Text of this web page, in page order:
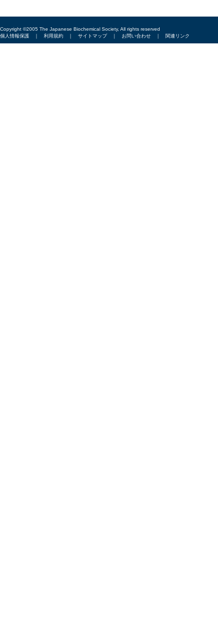
Copyright ©2005 The Japanese Biochemical Society, All rights reserved
個人情報保護 ｜ 利用規約 ｜ サイトマップ｜ お問い合わせ ｜ 関連リンク